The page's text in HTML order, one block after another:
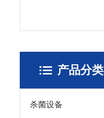
产品分类
杀菌设备